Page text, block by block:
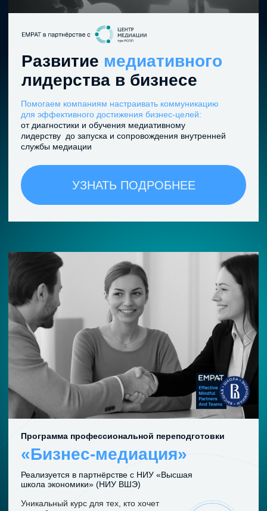
Игра-тренажёр для командной диагностики и
В формате игровой бизнес-симуляции создадим
единый организм вашей команды. Игра построена
на концепции Нормана Вольфа «The Living
Organization»
УЗНАТЬ ПОДРОБНЕЕ
«Медиация по-живому»
Интенсив
Интенсивное погружение в биокибернетику и практику
живого медиативного лидерства.
Онлайн-программа погружения в мир биокибернетики,
инновационный подход к достижению целей
и безопасного взаимодействия с конфликтом.
Развивает устойчивость и эмпатию, предотвращает
УЗНАТЬ ПОДРОБНЕЕ